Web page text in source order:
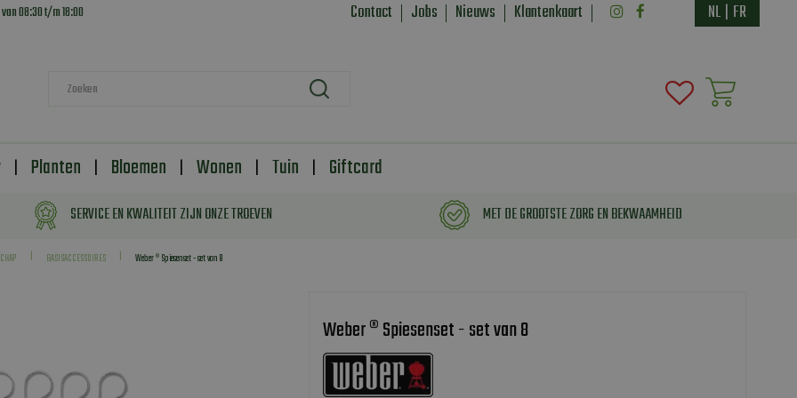
SERVICE EN KWALITEIT ZIJN ONZE TROEVEN MET DE GROOTSTE ZORG EN BEKWAAMHEID
BASISACCESSOIRES Weber ® Spiesenset - set van 8
08:30t/m18:00 Contact Jobs Nieuws Klantenkaart NL | FR
Planten Bloemen Wonen Tuin Giftcard
Weber ® Spiesenset - set van 8